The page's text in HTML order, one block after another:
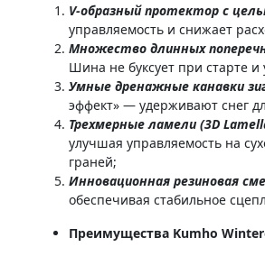
V-образный протектор с
управляемость и снижает
Множество длинных
Шина не буксует при старте и
Умные дренажные канавки
эффект» — удерживают снег
Трехмерные ламели (3D
улучшая управляемость на
граней;
Инновационная резиновая
обеспечивая стабильное
Преимущества Kumho